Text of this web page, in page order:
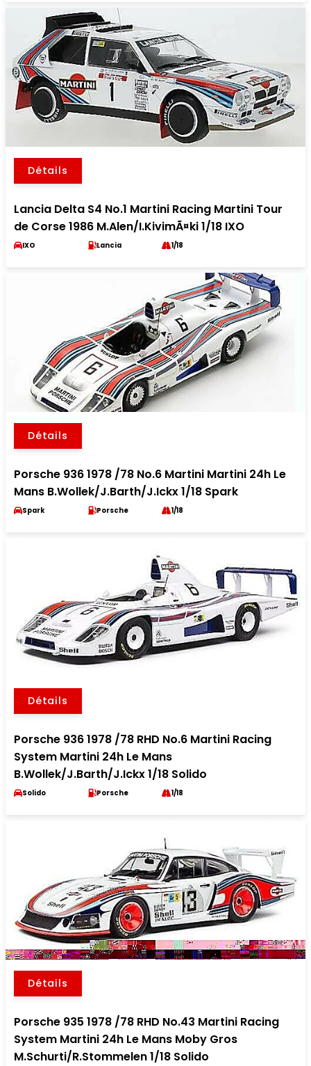
Détails
Lancia Delta S4 No.1 Martini Racing Martini Tour
de Corse 1986 M.Alen/I.KivimÃ¤ki 1/18 IXO
IXO Lancia 1/18
Détails
Porsche 936 1978 /78 No.6 Martini Martini 24h Le
Mans B.Wollek/J.Barth/J.Ickx 1/18 Spark
Spark Porsche 1/18
Détails
Porsche 936 1978 /78 RHD No.6 Martini Racing
System Martini 24h Le Mans
B.Wollek/J.Barth/J.Ickx 1/18 Solido
Solido Porsche 1/18
Détails
Porsche 935 1978 /78 RHD No.43 Martini Racing
System Martini 24h Le Mans Moby Gros
M.Schurti/R.Stommelen 1/18 Solido